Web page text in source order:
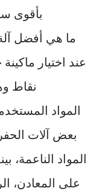
بأقوى
ما هي أفضل
عند اختيار ماكينة حفر ليزر عليك الانتباه إلى عدة
نقاط
بعض آلات
المواد الناعمة،
على المعادن،